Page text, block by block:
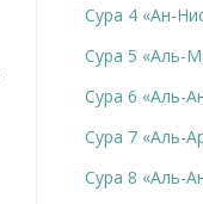
Сура 4 «Ан-
Сура 5 «Аль-
Сура 6 «Аль-
Сура 7 «Аль-
Сура 8 «Аль-